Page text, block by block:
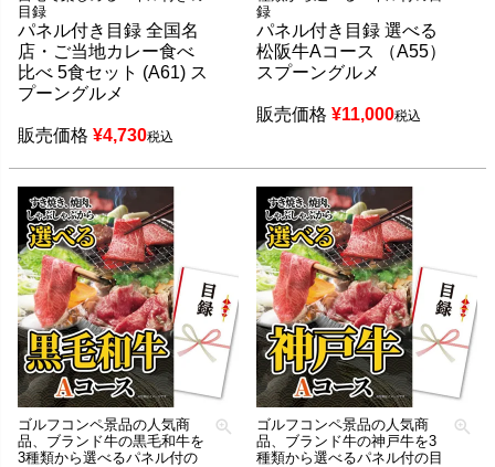
目録
パネル付き目録 全国名
店・ご当地カレー食べ
比べ 5食セット (A61) ス
プーングルメ
販売価格 ¥4,730税込
録
パネル付き目録 選べる
松阪牛Aコース （A55）
スプーングルメ
販売価格 ¥11,000税込
ゴルフコンペ景品の人気商
品、ブランド牛の黒毛和牛を
3種類から選べるパネル付の
ゴルフコンペ景品の人気商
品、ブランド牛の神戸牛を3
種類から選べるパネル付の目